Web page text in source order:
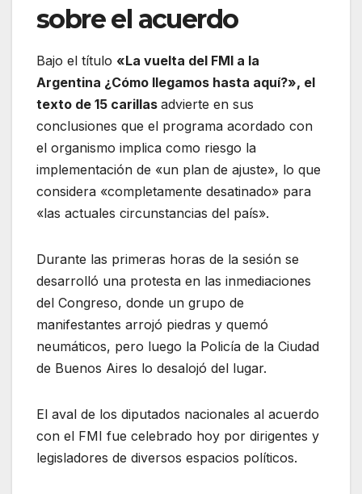
sobre el acuerdo
Bajo el título «La vuelta del FMI a la
Argentina ¿Cómo llegamos hasta aquí?», el
texto de 15 carillas advierte en sus
conclusiones que el programa acordado con
el organismo implica como riesgo la
implementación de «un plan de ajuste», lo que
considera «completamente desatinado» para
«las actuales circunstancias del país».
Durante las primeras horas de la sesión se
desarrolló una protesta en las inmediaciones
del Congreso, donde un grupo de
manifestantes arrojó piedras y quemó
neumáticos, pero luego la Policía de la Ciudad
de Buenos Aires lo desalojó del lugar.
El aval de los diputados nacionales al acuerdo
con el FMI fue celebrado hoy por dirigentes y
legisladores de diversos espacios políticos.